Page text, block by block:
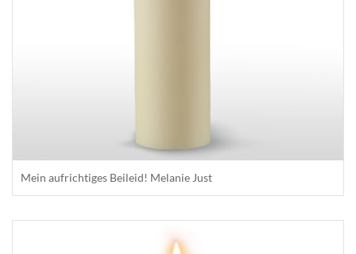
Mein aufrichtiges Beileid! Melanie Just